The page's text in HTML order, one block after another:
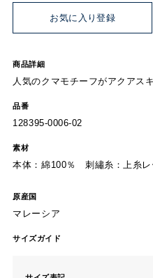
お気に入り登録
商品詳細
人気のクマモチーフがアクアス
品番
128395-0006-02
素材
本体：綿100％ 刺繡糸：上糸
原産国
マレーシア
サイズガイド